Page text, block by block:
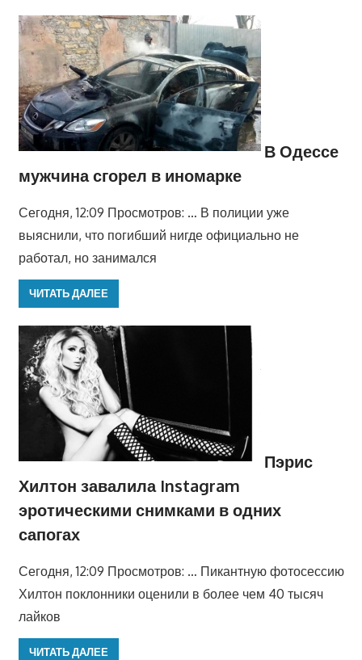
В Одессе
мужчина сгорел в иномарке
Сегодня, 12:09 Просмотров: … В полиции уже
выяснили, что погибший нигде официально не
работал, но занимался
ЧИТАТЬ ДАЛЕЕ
Пэрис
Хилтон завалила Instagram
эротическими снимками в одних
сапогах
Сегодня, 12:09 Просмотров: … Пикантную фотосессию
Хилтон поклонники оценили в более чем 40 тысяч
лайков
ЧИТАТЬ ДАЛЕЕ